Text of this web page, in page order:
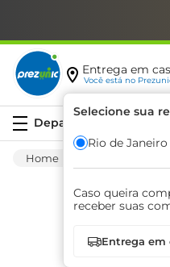
Entrega em
Você está no
Selecione sua
Rio de Janeiro
Caso queira
receber suas
Entrega em